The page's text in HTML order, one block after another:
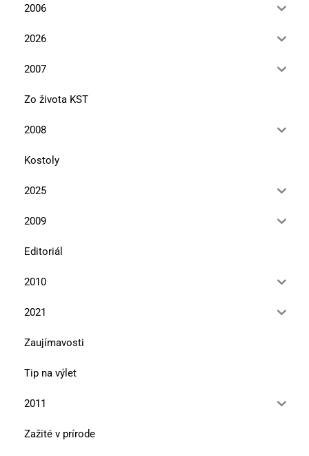
2006
2026
2007
Zo života KST
2008
Kostoly
2025
2009
Editoriál
2010
2021
Zaujímavosti
Tip na výlet
2011
Zažité v prírode